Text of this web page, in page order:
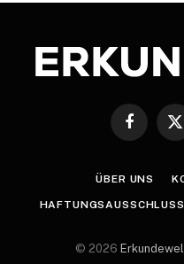
Facebook
X
ÜBER UNS
HAFTUNGSAUSSCHLUSS
© 2026